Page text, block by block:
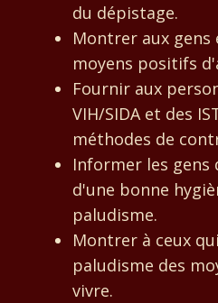
du dépistage.
Montrer aux gens
moyens positifs
Fournir aux
VIH/SIDA et des
méthodes de
Informer les gens
d'une bonne
paludisme.
Montrer à ceux
paludisme des
vivre.